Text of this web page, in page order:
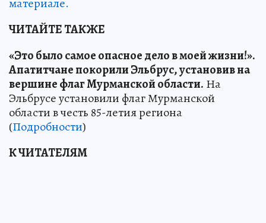
ЧИТАЙТЕ ТАКЖЕ
«Это было самое опасное дело в моей жизни!».
Апатитчане покорили Эльбрус, установив на
вершине флаг Мурманской области. На
Эльбрусе установили флаг Мурманской
области в честь 85-летия региона
(Подробности)
К ЧИТАТЕЛЯМ